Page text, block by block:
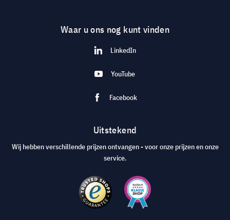
Waar u ons nog kunt vinden
LinkedIn
YouTube
Facebook
Uitstekend
Wij hebben verschillende prijzen ontvangen - voor onze prijzen en onze
service.